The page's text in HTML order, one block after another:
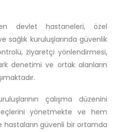
devlet hastaneleri, özel
sağlık kuruluşlarında güvenlik
ziyaretçi yönlendirmesi,
denetimi ve ortak alanların
çalışma düzenini
yönetmekte ve hem
hastaların güvenli bir ortamda